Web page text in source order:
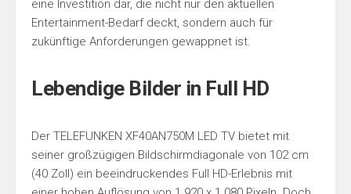
eine Investition dar, die nicht nur den aktuellen
Entertainment-Bedarf deckt, sondern auch für
zukünftige Anforderungen gewappnet ist.
Lebendige Bilder in Full HD
Der TELEFUNKEN XF40AN750M LED TV bietet mit
seiner großzügigen Bildschirmdiagonale von 102 cm
(40 Zoll) ein beeindruckendes Full HD-Erlebnis mit